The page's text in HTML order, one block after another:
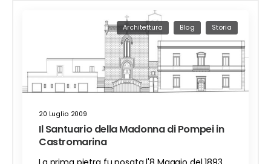
20 Luglio 2009
Architettura Blog Storia
Il Santuario della Madonna di Pompei in
Castromarina